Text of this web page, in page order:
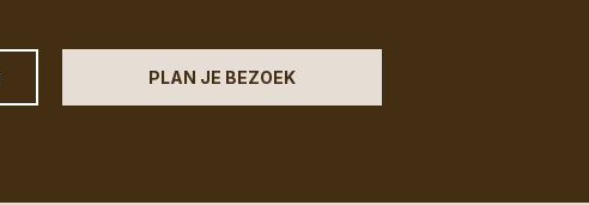
PLAN JE BEZOEK